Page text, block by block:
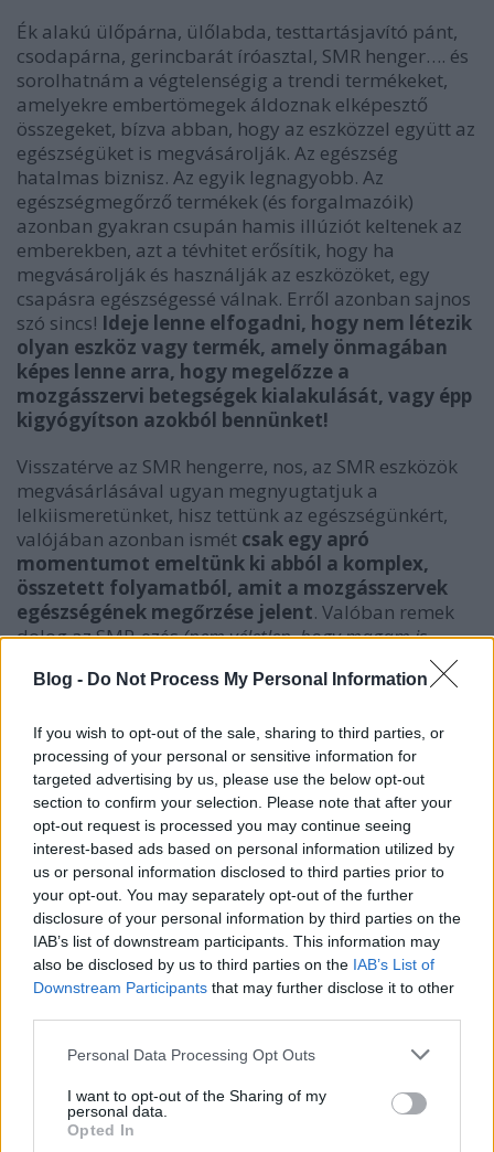
Blog - Do Not Process My Personal Information
If you wish to opt-out of the sale, sharing to third parties, or
processing of your personal or sensitive information for
targeted advertising by us, please use the below opt-out
section to confirm your selection. Please note that after your
opt-out request is processed you may continue seeing
interest-based ads based on personal information utilized by
us or personal information disclosed to third parties prior to
your opt-out. You may separately opt-out of the further
disclosure of your personal information by third parties on the
IAB’s list of downstream participants. This information may
also be disclosed by us to third parties on the IAB’s List of
Downstream Participants that may further disclose it to other
Please note that this website/app uses one or more Google
not limited to your visit or usage behaviour. You may click to
grant or deny consent to Google and its third-party tags to
use your data for below specified purposes in below Google
Personal Data Processing Opt Outs
I want to opt-out of the Sharing of my
personal data.
Opted In
Ék alakú ülőpárna, ülőlabda, testtartásjavító pánt,
csodapárna, gerincbarát íróasztal, SMR henger…. és
sorolhatnám a végtelenségig a trendi termékeket,
amelyekre embertömegek áldoznak elképesztő
összegeket, bízva abban, hogy az eszközzel együtt az
egészségüket is megvásárolják. Az egészség
hatalmas biznisz. Az egyik legnagyobb. Az
egészségmegőrző termékek (és forgalmazóik)
azonban gyakran csupán hamis illúziót keltenek az
emberekben, azt a tévhitet erősítik, hogy ha
megvásárolják és használják az eszközöket, egy
csapásra egészségessé válnak. Erről azonban sajnos
szó sincs! Ideje lenne elfogadni, hogy nem létezik
olyan eszköz vagy termék, amely önmagában
képes lenne arra, hogy megelőzze a
mozgásszervi betegségek kialakulását, vagy épp
kigyógyítson azokból bennünket!
Visszatérve az SMR hengerre, nos, az SMR eszközök
megvásárlásával ugyan megnyugtatjuk a
lelkiismeretünket, hisz tettünk az egészségünkért,
valójában azonban ismét csak egy apró
momentumot emeltünk ki abból a komplex,
összetett folyamatból, amit a mozgásszervek
egészségének megőrzése jelent. Valóban remek
dolog az SMR-ezés(nem véletlen, hogy magam is
továbbképzések keretén belül, egészségügyi- és sport
semmivel nem leszünk egészségesebbek, mint tavaly
voltunk�. Az SMR henger nem csodaszer, csupán
egy(egyébként remek)eszköz, amely alkalmas arra,
hogy a különféle hétköznapi és sport túlterhelésektől
feszessé váló izom-kötőszövet egységet (myofasciát)
fellazítsa. Ha azonban nem kombináljuk
mindennapos, harmonikus(tehát nem egysíkú,
hanem számos különféle terhelést biztosító)
testmozgással, gyakorlatilag söréttel lövünk
elefántra. Ne ess ebbe a hibába!
S, hogy mi lenne a dolgod a különféle trendi
termékek felhalmozása helyett/mellett? Nos,
egyetlen cikkben, bármilyen hosszú és részletes is
legyen, lehetetlen összefoglalni mindazt, amit
tudnod kell annak érdekében, hogy megőrizd vagy
visszanyerd az egészséged. Ez az oka annak, hogy
erősen ódzkodom az internetet elárasztó 3